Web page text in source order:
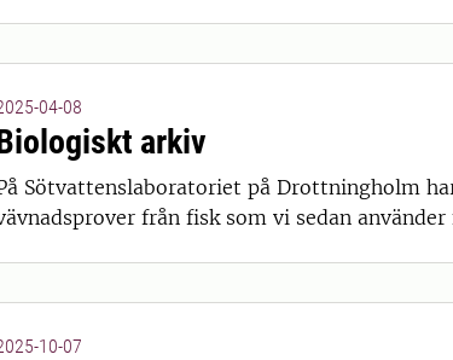
04-08
arkiv
Sötvattenslaboratoriet på Drottningholm
från fisk som vi sedan
10-07